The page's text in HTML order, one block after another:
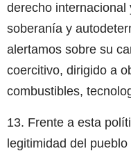
derecho
soberanía y
alertamos sobre su
coercitivo, dirigido a
combustibles,
13. Frente a esta
legitimidad del